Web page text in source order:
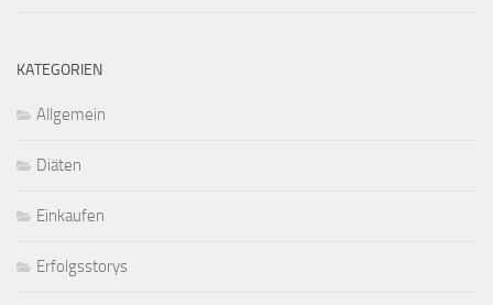
KATEGORIEN
Allgemein
Diäten
Einkaufen
Erfolgsstorys